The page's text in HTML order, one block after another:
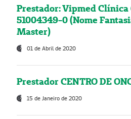
Prestador: Vipmed Clínica
51004349-0 (Nome
Master)
01 de Abril de 2020
Prestador CENTRO DE
15 de Janeiro de 2020